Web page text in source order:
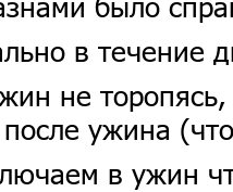
в течение
не
ужина
в ужин